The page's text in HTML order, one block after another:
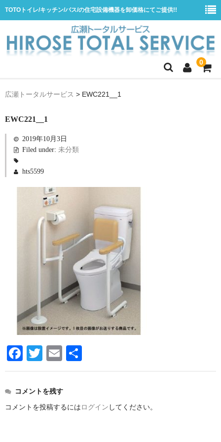
TOTOトイレ/キッチン/バス/の住宅設備機器を卸価格にてご提供!!
0
商品一覧
水栓
キッチン用水栓
洗面所用自動水栓
洗面所用水栓
洗濯機用水栓
便座
普通便座
ウォシュレット
小便器セット
広瀬トータルサービス > EWC221__1
EWC221__1
2019年10月3日
Filed under: 未分類
hts5599
F
a
c
e
b
T
wi
tt
er
E
m
ail
有
コメントを残す
コメントを投稿するには ログイン してください。